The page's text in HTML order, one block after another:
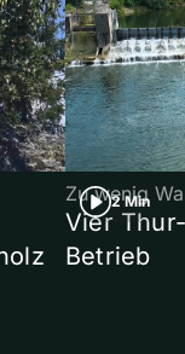
2 Min
Zu wenig
Vier
Betrieb